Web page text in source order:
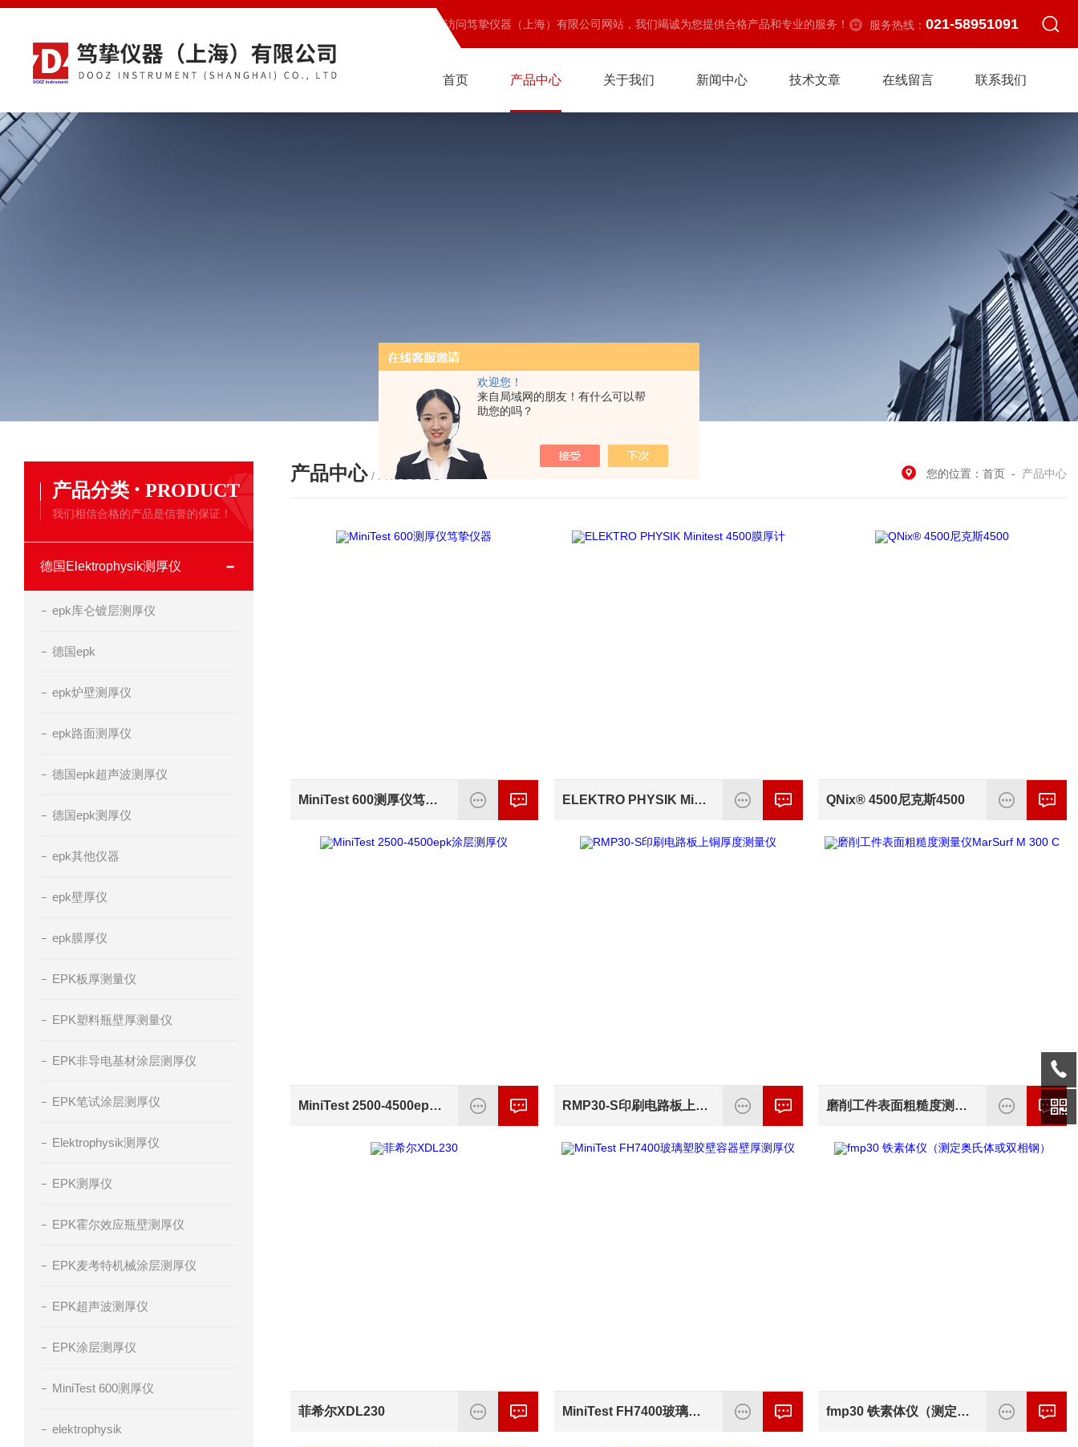
欢迎您！
来自局域网的朋友！有什么可以帮
助您的吗？
欢迎访问笃挚仪器（上海）有限公司网站，我们竭诚为您提供合格产品和专业的服务！ 服务热线： 021-58951091
首页 产品中心 关于我们 新闻中心 技术文章 在线留言 联系我们
产品分类 · PRODUCT
我们相信合格的产品是信誉的保证！
德国Elektrophysik测厚仪
epk库仑镀层测厚仪
德国epk
epk炉壁测厚仪
epk路面测厚仪
德国epk超声波测厚仪
德国epk测厚仪
epk其他仪器
epk壁厚仪
epk膜厚仪
EPK板厚测量仪
EPK塑料瓶壁厚测量仪
EPK非导电基材涂层测厚仪
EPK笔试涂层测厚仪
Elektrophysik测厚仪
EPK测厚仪
EPK霍尔效应瓶壁测厚仪
EPK麦考特机械涂层测厚仪
EPK超声波测厚仪
EPK涂层测厚仪
MiniTest 600测厚仪
elektrophysik
产品中心 / PRODUCTS 您的位置： 首页 - 产品中心
MiniTest 600测厚仪笃挚仪器 ELEKTRO PHYSIK Minitest 4500膜厚计 QNix® 4500尼克斯4500
MiniTest 2500-4500epk涂层测厚仪 RMP30-S印刷电路板上铜厚度测量仪 磨削工件表面粗糙度测量仪MarSurf M 300 C
菲希尔XDL230 MiniTest FH7400玻璃塑胶壁容器壁厚测厚仪 fmp30 铁素体仪（测定奥氏体或双相钢）